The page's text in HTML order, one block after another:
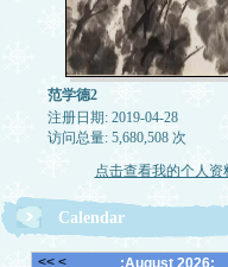
范学德2
注册日期: 2019-04-28
访问总量: 5,680,508 次
点击查看我的个人资
Calendar